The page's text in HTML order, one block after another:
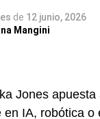
de 12 junio, 2026
Mangini
Jones
en IA, robótica